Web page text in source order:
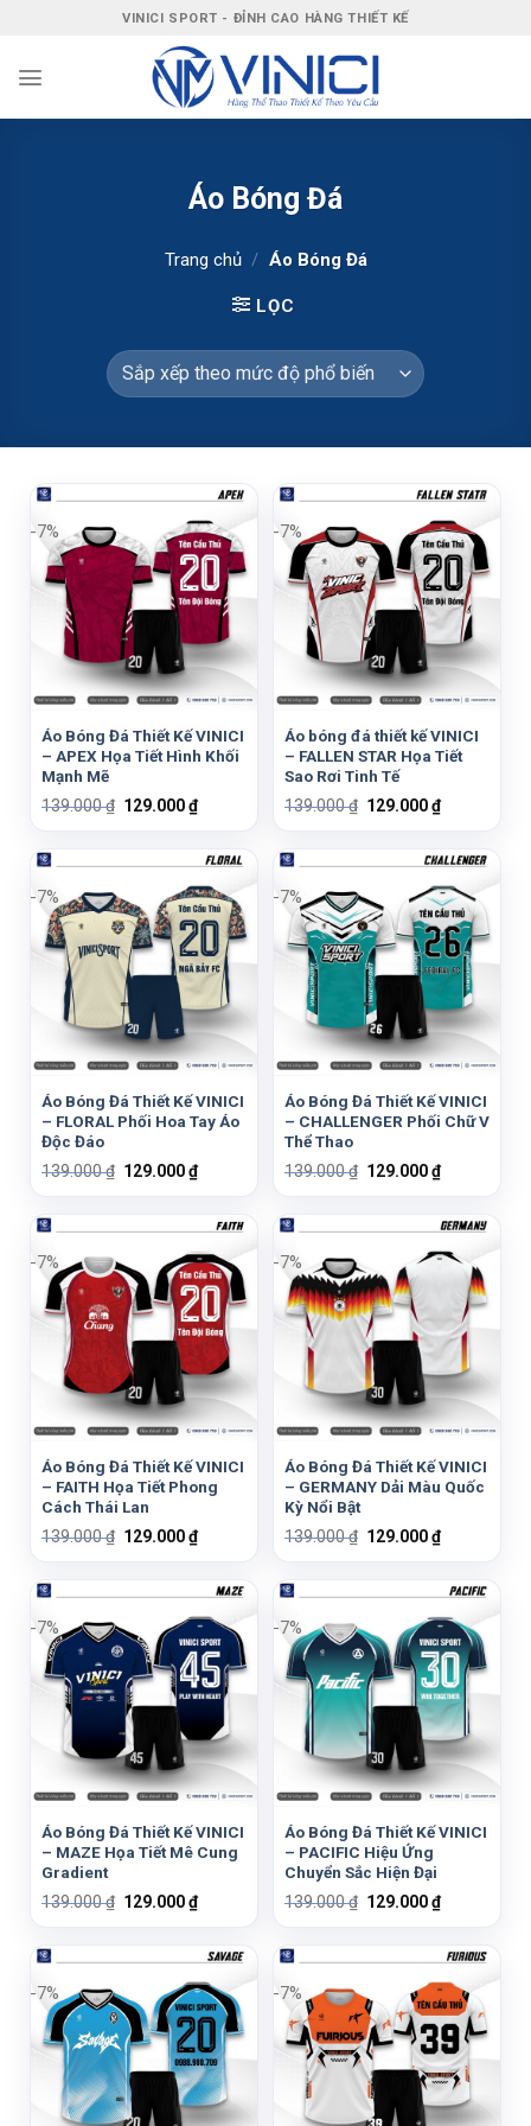
nội
VINICI SPORT - ĐỈNH CAO HÀNG THIẾT KẾ
Áo Bóng Đá
Trang chủ / Áo Bóng Đá
LỌC
-7%
Áo Bóng Đá Thiết Kế VINICI
– APEX Họa Tiết Hình Khối
Mạnh Mẽ
139.000₫ Giá
là:
139.000 ₫.
129.000₫Giá
tại
là:
129.000 ₫.
-7%
Áo bóng đá thiết kế VINICI
– FALLEN STAR Họa Tiết
Sao Rơi Tinh Tế
139.000₫ Giá
là:
139.000 ₫.
129.000₫Giá
tại
là:
129.000 ₫.
-7%
Áo Bóng Đá Thiết Kế VINICI
– FLORAL Phối Hoa Tay Áo
Độc Đáo
139.000₫ Giá
là:
139.000 ₫.
129.000₫Giá
tại
là:
129.000 ₫.
-7%
Áo Bóng Đá Thiết Kế VINICI
– CHALLENGER Phối Chữ V
Thể Thao
139.000₫ Giá
là:
139.000 ₫.
129.000₫Giá
tại
là:
129.000 ₫.
-7%
Áo Bóng Đá Thiết Kế VINICI
– FAITH Họa Tiết Phong
Cách Thái Lan
139.000₫ Giá
gốc
là:
139.000 ₫.
129.000₫Giá
hiện
tại
là:
129.000 ₫.
-7%
Áo Bóng Đá Thiết Kế VINICI
– GERMANY Dải Màu Quốc
Kỳ Nổi Bật
139.000₫ Giá
gốc
là:
139.000 ₫.
129.000₫Giá
hiện
tại
là:
129.000 ₫.
-7%
Áo Bóng Đá Thiết Kế VINICI
– MAZE Họa Tiết Mê Cung
Gradient
139.000₫ Giá
gốc
là:
139.000 ₫.
129.000₫Giá
hiện
tại
là:
129.000 ₫.
-7%
Áo Bóng Đá Thiết Kế VINICI
– PACIFIC Hiệu Ứng
Chuyển Sắc Hiện Đại
139.000₫ Giá
gốc
là:
139.000 ₫.
129.000₫Giá
hiện
tại
là:
129.000 ₫.
-7% -7%